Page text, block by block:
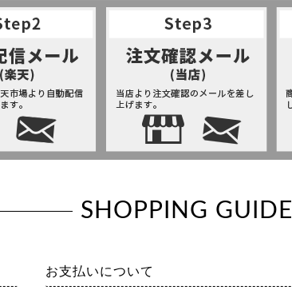
SHOPPING GUIDE
お支払いについて